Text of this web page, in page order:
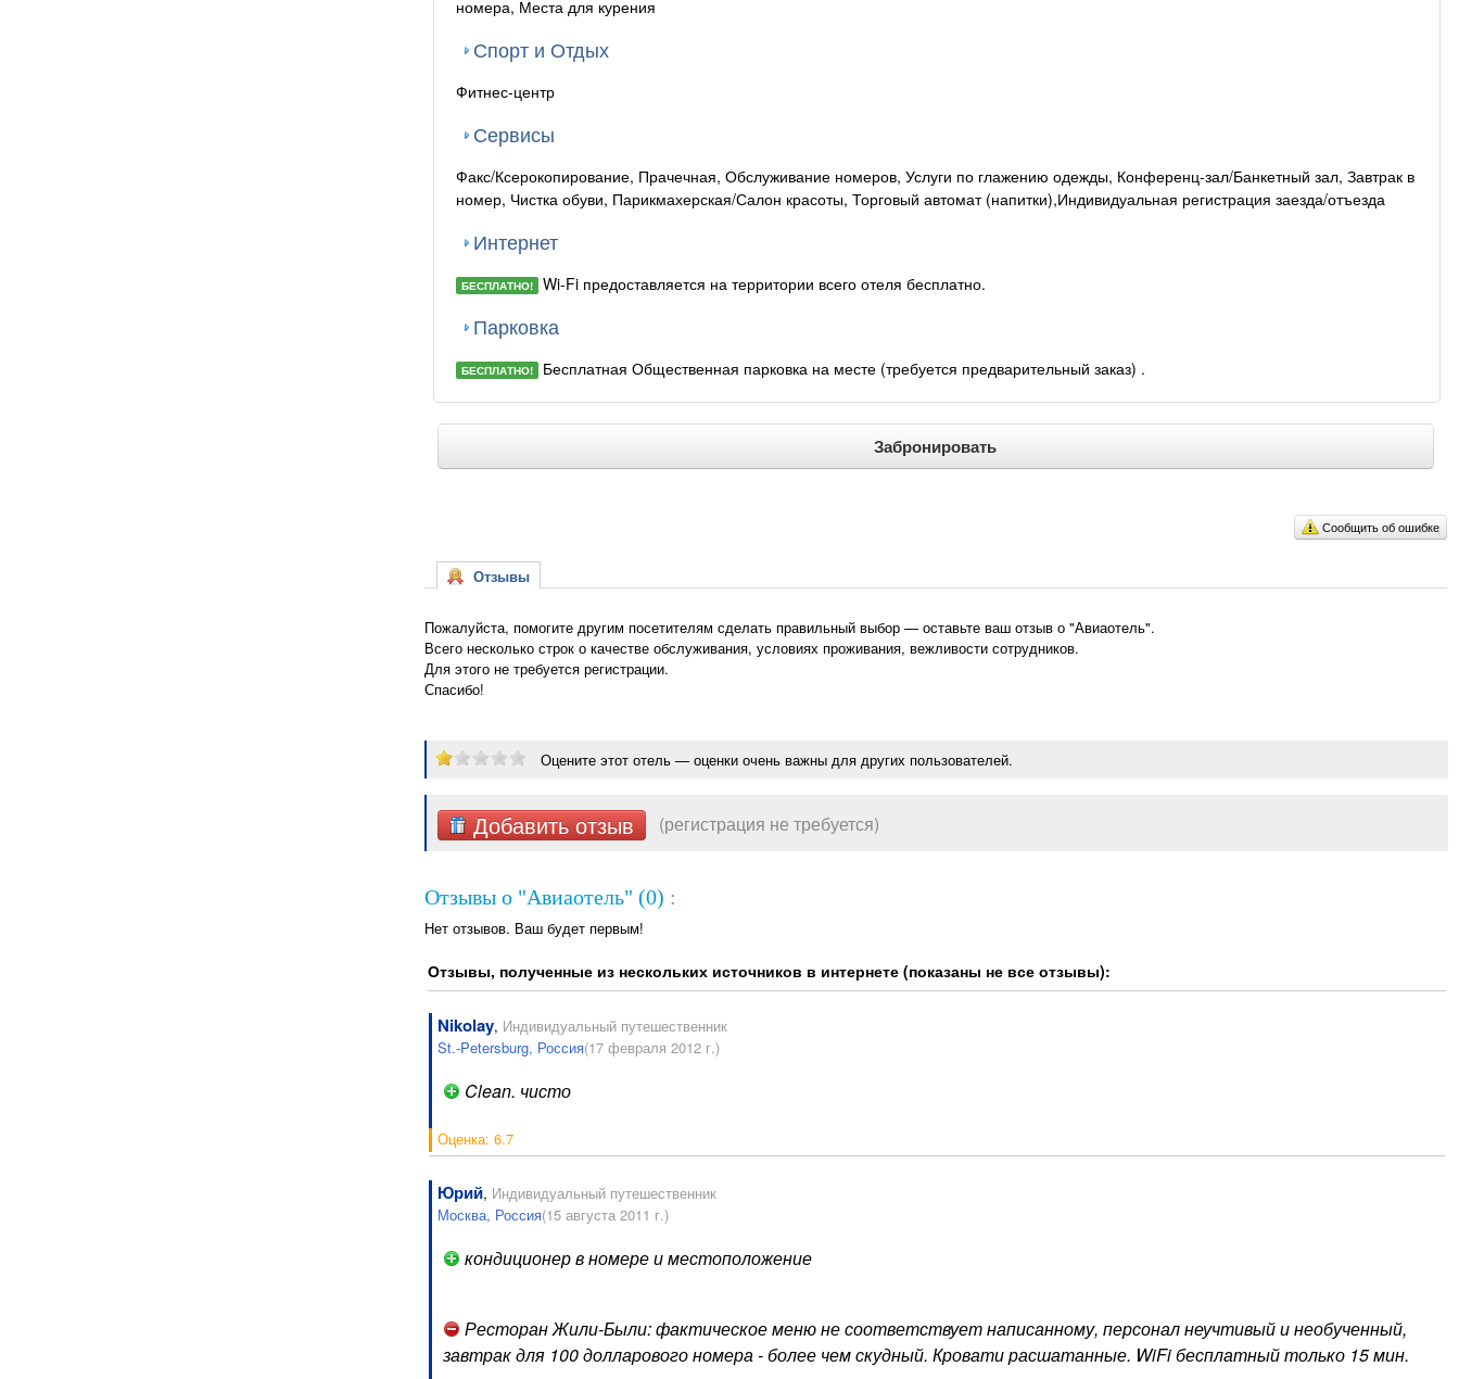
номера, Места для курения
Спорт и Отдых
Фитнес-центр
Сервисы
Факс/Ксерокопирование, Прачечная, Обслуживание номеров, Услуги по глажению одежды, Конференц-зал/Банкетный зал, Завтрак в
номер, Чистка обуви, Парикмахерская/Салон красоты, Торговый автомат (напитки),Индивидуальная регистрация заезда/отъезда
Интернет
БЕСПЛАТНО! Wi-Fi предоставляется на территории всего отеля бесплатно.
Парковка
БЕСПЛАТНО! Бесплатная Общественная парковка на месте (требуется предварительный заказ) .
Забронировать
Сообщить об ошибке
Отзывы
Пожалуйста, помогите другим посетителям сделать правильный выбор — оставьте ваш отзыв о "Авиаотель".
Всего несколько строк о качестве обслуживания, условиях проживания, вежливости сотрудников.
Для этого не требуется регистрации.
Спасибо!
Оцените этот отель — оценки очень важны для других пользователей.
Добавить отзыв (регистрация не требуется)
Отзывы о "Авиаотель" (0) :
Нет отзывов. Ваш будет первым!
Отзывы, полученные из нескольких источников в интернете (показаны не все отзывы):
Nikolay, Индивидуальный путешественник
St.-Petersburg, Россия(17 февраля 2012 г.)
Clean. чисто
Оценка: 6.7
Юрий, Индивидуальный путешественник
Москва, Россия(15 августа 2011 г.)
кондиционер в номере и местоположение
Ресторан Жили-Были: фактическое меню не соответствует написанному, персонал неучтивый и необученный,
завтрак для 100 долларового номера - более чем скудный. Кровати расшатанные. WiFi бесплатный только 15 мин.